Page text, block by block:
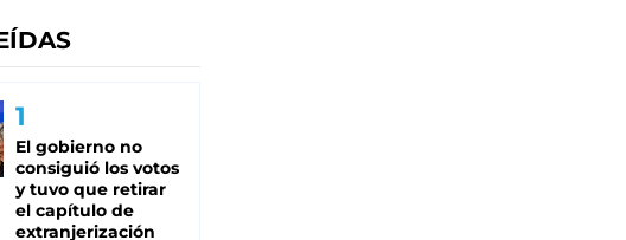
El gobierno no
consiguió los votos
y tuvo que retirar
el capítulo de
extranjerización